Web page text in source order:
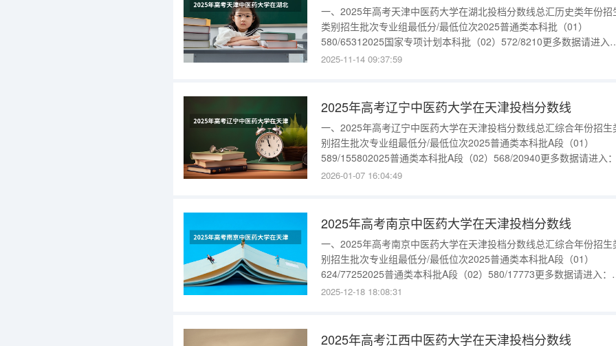
一、2025年高考天津中医药大学在湖北投档分数线总汇历史类年份招
类别招生批次专业组最低分/最低位次2025普通类本科批（01）
580/65312025国家专项计划本科批（02）572/8210更多数据请进入
{$cate_url}物理类年份招生类别招生批次专业组最低分/最低位次2025
2025-11-14 09:37:59
2025年高考辽宁中医药大学在天津投档分数线
一、2025年高考辽宁中医药大学在天津投档分数线总汇综合年份招生
别招生批次专业组最低分/最低位次2025普通类本科批A段（01）
589/155802025普通类本科批A段（02）568/20940更多数据请进入：
{$cate_url}
2026-01-07 16:04:49
2025年高考南京中医药大学在天津投档分数线
一、2025年高考南京中医药大学在天津投档分数线总汇综合年份招生
别招生批次专业组最低分/最低位次2025普通类本科批A段（01）
624/77252025普通类本科批A段（02）580/17773更多数据请进入：
{$cate_url}
2025-12-18 18:08:31
2025年高考江西中医药大学在天津投档分数线